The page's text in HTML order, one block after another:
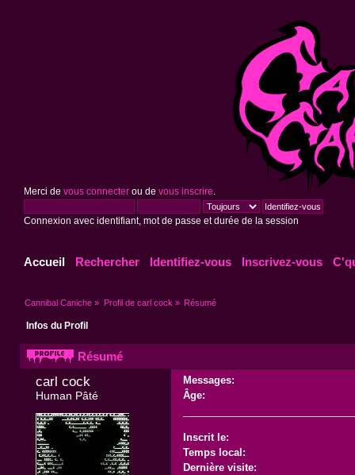
Merci de vous connecterou de vous inscrire
Connexion avec identifiant, mot de passe et durée de la session
Accueil Rechercher Identifiez-vous Inscrivez-vous
Cannibal Caniche » Profil de carl cock » Résumé
Infos du Profil
Résumé
carl cock
Human Pâté
Messages:
Âge:
Inscrit le:
Temps local:
Dernière visite: